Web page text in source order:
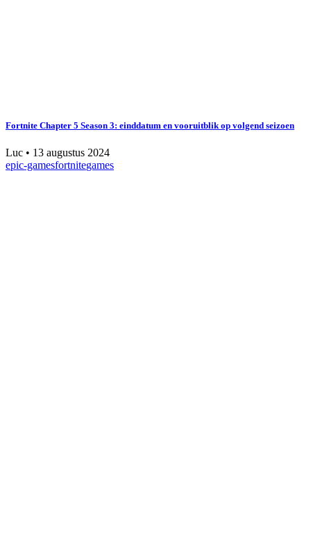
Fortnite Chapter 5 Season 3: einddatum en vooruitblik op volgend seizoen
Luc • 13 augustus 2024
epic-gamesfortnitegames